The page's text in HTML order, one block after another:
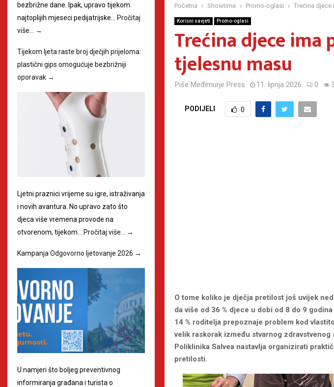
Početna Showtime Promo-oglasi Trećina djece
Korisni savjeti Promo-oglasi
Trećina djece ima
tjelesnu masu
Piše Međimurje Press 11. lipnja 2026 0
PODIJELI 0
O tome koliko je dječja pretilost još uvijek
da više od 36 % djece u dobi od 8 do 9
14 % roditelja prepoznaje problem kod
velik raskorak između stvarnog
Poliklinika Salvea nastavlja organizirati
pretilosti.
bezbrižne dane. Ipak, upravo tijekom
najtoplijih mjeseci pedijatrijske…
Pročitaj
više…
→
Tijekom ljeta raste broj dječjih prijeloma:
plastični gips omogućuje bezbrižniji
oporavak →
Ljetni praznici vrijeme su igre, istraživanja
i novih avantura. No upravo zato što
djeca više vremena provode na
otvorenom, tijekom…
Pročitaj više… →
Kampanja Odgovorno ljetovanje 2026 →
U namjeri što boljeg preventivnog
informiranja građana i turista o